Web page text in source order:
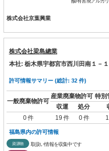
株式会社京葉興業
株式会社梁島總業
本社: 栃木県宇都宮市西川田南１－
許可情報サマリー (総計: 32 件)
一般廃棄物許可
産業廃棄物許可 特別
収運
処分
0 件
19 件 0 件
福島県内の許可情報
資源物 取扱い情報を収集中です